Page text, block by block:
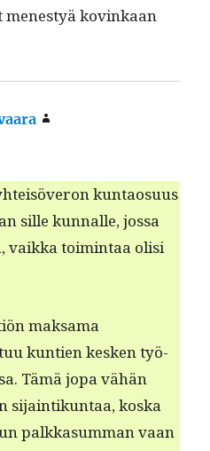
men­estyä kovinkaan
kun­tao­su­us
sille kun­nalle, jos­sa
vaik­ka toim­intaa olisi
mak­sama
kun­tien kesken työ­
Tämä jopa vähän
sijain­tikun­taa, kos­ka
palkka­sum­man vaan